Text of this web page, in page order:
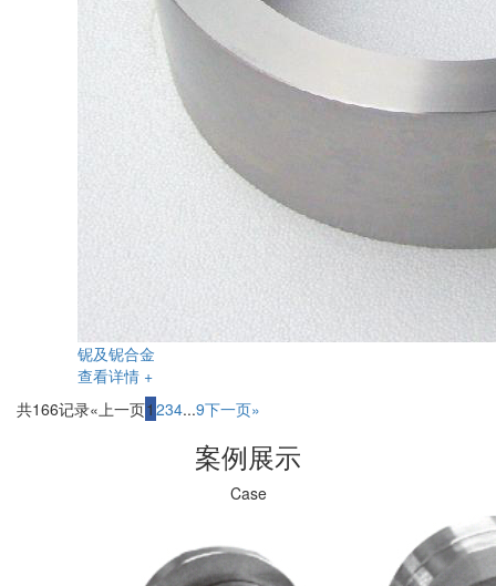
铌及铌合金
查看详情 +
共166记录«上一页1 234...9下一页»
案例展示
Case